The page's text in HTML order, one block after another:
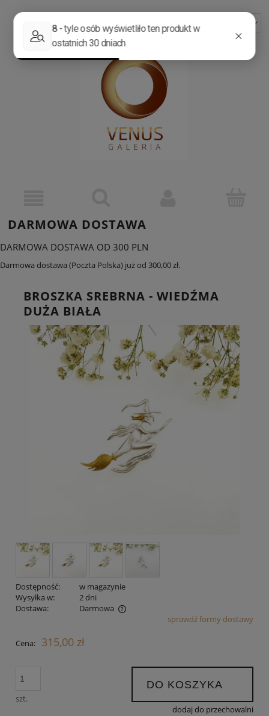
DARMOWA DOSTAWA
DARMOWA DOSTAWA OD 300 PLN
Darmowa dostawa (Poczta Polska) już od 300,00 zł.
BROSZKA SREBRNA - WIEDŹMA
DUŻA BIAŁA
Dostępność:
w magazynie
Wysyłka w:
2 dni
Dostawa:
Darmowa
Cena nie zawiera ewentualnych kosztów płatnościsprawdź formy dostawy
Cena: 315,00 zł
szt.
DO KOSZYKA
dodaj do przechowalni